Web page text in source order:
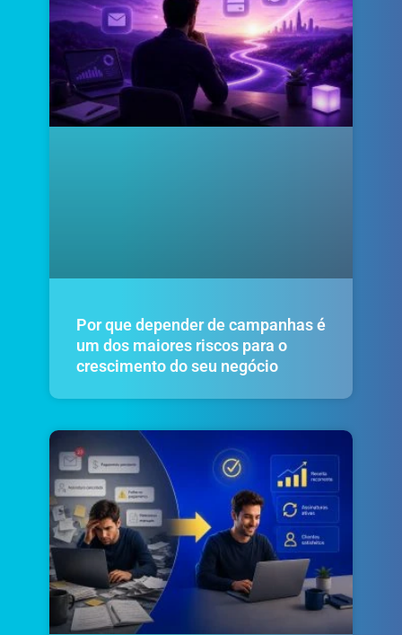
Por que depender de campanhas é
um dos maiores riscos para o
crescimento do seu negócio